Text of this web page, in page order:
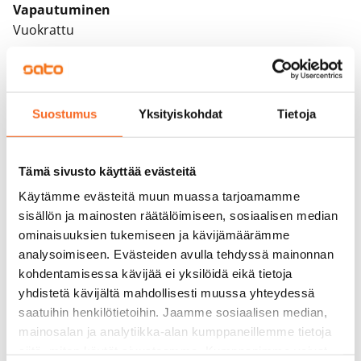
Suostumus Yksityiskohdat Tietoja
Tämä sivusto käyttää evästeitä
Käytämme evästeitä muun muassa tarjoamamme
sisällön ja mainosten räätälöimiseen, sosiaalisen median
ominaisuuksien tukemiseen ja kävijämäärämme
analysoimiseen. Evästeiden avulla tehdyssä mainonnan
kohdentamisessa kävijää ei yksilöidä eikä tietoja
yhdistetä kävijältä mahdollisesti muussa yhteydessä
saatuihin henkilötietoihin. Jaamme sosiaalisen median,
mainosalan ja analytiikka-alan kumppaneillemme tietoja
Vapautuminen
Vuokrattu
Varallisuusrajat
Vuokra
0 €, (yrityksille min. 1 kk vuokra)
Kotivakuutus
Pakollinen, ei sisälly vuokraan
Vesimaksu
27 €/hlö/kk
Sähkömaksu
Vuokralainen solmii itse sähkösopimuksen.